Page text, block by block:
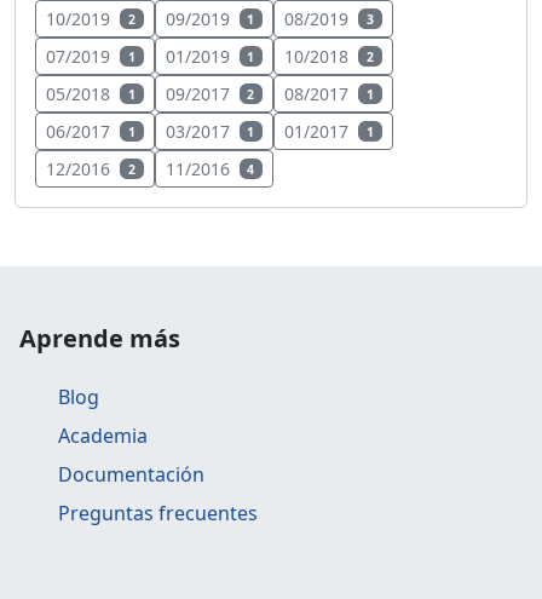
10/2019 2 09/2019 1 08/2019 3
07/2019 1 01/2019 1 10/2018 2
05/2018 1 09/2017 2 08/2017 1
06/2017 1 03/2017 1 01/2017 1
12/2016 2 11/2016 4
Aprende más
Blog
Academia
Documentación
Preguntas frecuentes